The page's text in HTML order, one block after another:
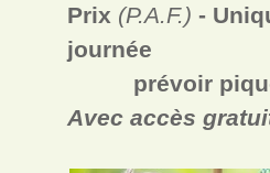
Prix (P.A.F.) -
journée
prévoir
Avec accès